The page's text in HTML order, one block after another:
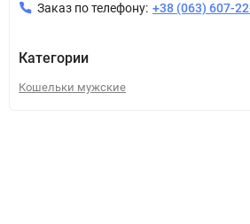
Заказ по телефону: +38 (063) 607-
Категории
Кошельки мужские